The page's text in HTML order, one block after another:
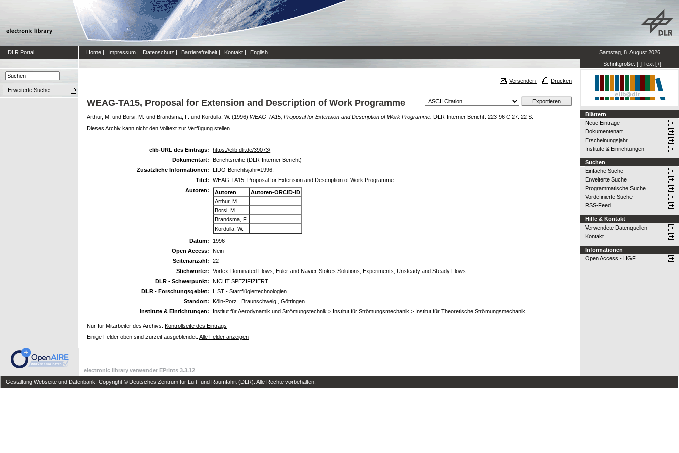
DLR Portal Home | Impressum | Datenschutz | Barrierefreiheit | Kontakt | English
Samstag, 8. August 2026
Schriftgröße: [-] Text [+]
Erweiterte Suche
Versenden Drucken
WEAG-TA15, Proposal for Extension and Description of Work Programme
Arthur, M. und Borsi, M. und Brandsma, F. und Kordulla, W. (1996) WEAG-TA15, Proposal for Extension and Description of Work Programme. DLR-Interner Bericht. 223-96 C 27. 22 S.
Dieses Archiv kann nicht den Volltext zur Verfügung stellen.
elib-URL des Eintrags:
https://elib.dlr.de/39073/
Dokumentart:
Berichtsreihe (DLR-Interner Bericht)
Zusätzliche Informationen:
LIDO-Berichtsjahr=1996,
Titel:
WEAG-TA15, Proposal for Extension and Description of Work Programme
Autoren:
Autoren
Autoren-ORCID-iD
Arthur, M.
Borsi, M.
Brandsma, F.
Kordulla, W.
Datum:
1996
Open Access:
Nein
Seitenanzahl:
22
Stichwörter:
Vortex-Dominated Flows, Euler and Navier-Stokes Solutions, Experiments, Unsteady and Steady Flows
DLR - Schwerpunkt:
NICHT SPEZIFIZIERT
DLR - Forschungsgebiet:
L ST - Starrflüglertechnologien
Standort:
Köln-Porz , Braunschweig , Göttingen
Institute & Einrichtungen:
Institut für Aerodynamik und Strömungstechnik > Institut für Strömungsmechanik > Institut für Theoretische Strömungsmechanik
Nur für Mitarbeiter des Archivs: Kontrollseite des Eintrags
Einige Felder oben sind zurzeit ausgeblendet: Alle Felder anzeigen
Blättern
Neue Einträge
Dokumentenart
Erscheinungsjahr
Institute & Einrichtungen
Suchen
Einfache Suche
Erweiterte Suche
Programmatische Suche
Vordefinierte Suche
RSS-Feed
Hilfe & Kontakt
Verwendete Datenquellen
Kontakt
Informationen
Open Access - HGF
electronic library verwendet EPrints 3.3.12
Gestaltung Webseite und Datenbank: Copyright © Deutsches Zentrum für Luft- und Raumfahrt (DLR). Alle Rechte vorbehalten.